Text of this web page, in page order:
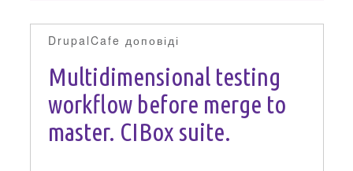
DrupalCafe доповіді
Multidimensional testing
workflow before merge to
master. CIBox suite.